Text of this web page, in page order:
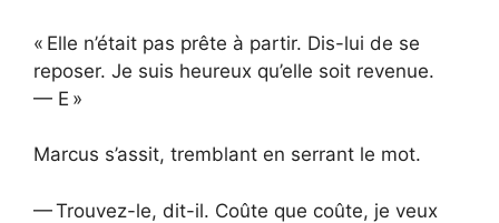
« Elle n’était pas prête à partir. Dis-lui de se
reposer. Je suis heureux qu’elle soit revenue.
— E »
Marcus s’assit, tremblant en serrant le mot.
— Trouvez-le, dit-il. Coûte que coûte, je veux